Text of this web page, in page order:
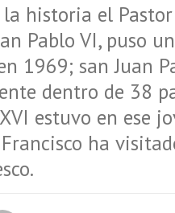
historia el
Pablo VI, puso
1969; san Juan
dentro de 38
estuvo en ese
ha